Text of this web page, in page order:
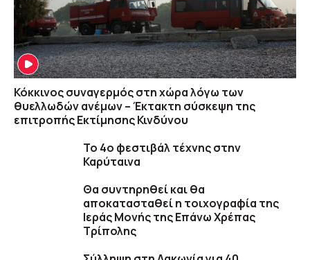
Κόκκινος συναγερμός στη χώρα λόγω των
θυελλωδών ανέμων – Έκτακτη σύσκεψη της
επιτροπής Εκτίμησης Κινδύνου
To 4ο φεστιβάλ τέχνης στην
Καρύταινα
Θα συντηρηθεί και θα
αποκατασταθεί η τοιχογραφία της
Ιεράς Μονής της Επάνω Χρέπας
Τρίπολης